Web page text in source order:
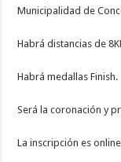
Municipalidad de
Habrá distancias de
Habrá medallas Finish.
Será la coronación y
La inscripción es